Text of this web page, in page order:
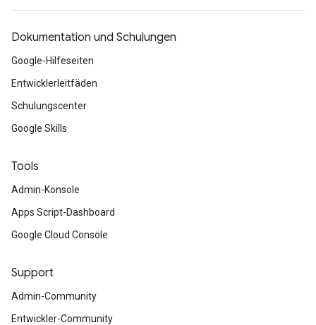
Dokumentation und Schulungen
Google-Hilfeseiten
Entwicklerleitfäden
Schulungscenter
Google Skills
Tools
Admin-Konsole
Apps Script-Dashboard
Google Cloud Console
Support
Admin-Community
Entwickler-Community